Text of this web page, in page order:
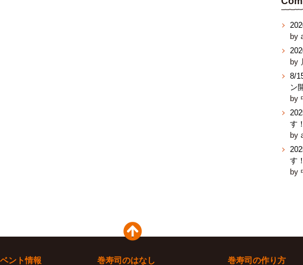
by
by
8/
ン
by
す！
by
す！
by
ント情報 巻寿司のはなし 巻寿司の作り方